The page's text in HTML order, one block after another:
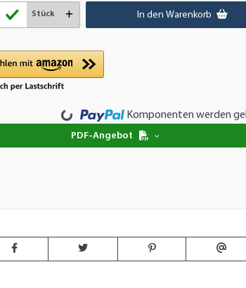
Stück In den Warenkorb
Loading...
Komponenten werden
PDF-Angebot